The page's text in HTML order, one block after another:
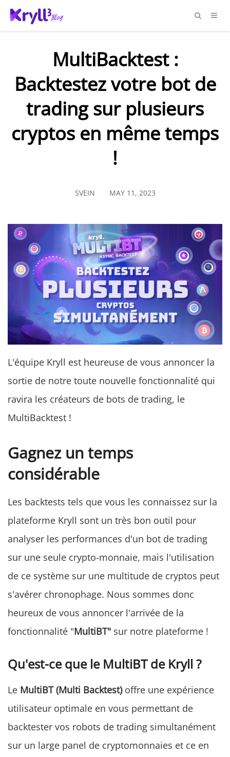
MultiBacktest :
Backtestez votre bot de
trading sur plusieurs
cryptos en même temps
!
SVEIN MAY 11, 2023
L'équipe Kryll est heureuse de vous annoncer la
sortie de notre toute nouvelle fonctionnalité qui
ravira les créateurs de bots de trading, le
MultiBacktest !
Gagnez un temps
considérable
Les backtests tels que vous les connaissez sur la
plateforme Kryll sont un très bon outil pour
analyser les performances d'un bot de trading
sur une seule crypto-monnaie, mais l'utilisation
de ce système sur une multitude de cryptos peut
s'avérer chronophage. Nous sommes donc
heureux de vous annoncer l'arrivée de la
fonctionnalité "MultiBT" sur notre plateforme !
Qu'est-ce que le MultiBT de Kryll ?
Le MultiBT (Multi Backtest)offre une expérience
utilisateur optimale en vous permettant de
backtester vos robots de trading simultanément
sur un large panel de cryptomonnaies et ce en